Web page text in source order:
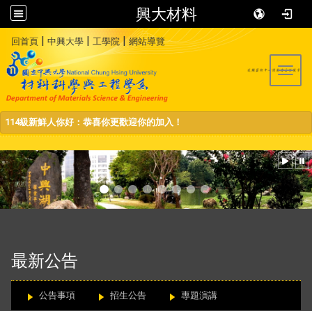
興大材料
回首頁 | 中興大學 | 工學院|網站導覽
114級新鮮人你好：恭喜你更歡迎你的加入！
最新公告
公告事項 招生公告 專題演講